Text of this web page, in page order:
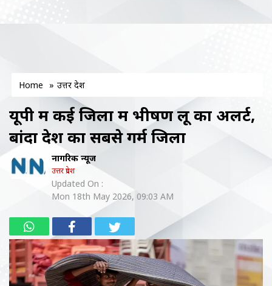
Home » उत्तर प्रदेश
यूपी में कई जिलों में भीषण लू का अलर्ट,
बांदा देश का सबसे गर्म जिला
नागरिक न्यूज
उत्तर प्रदेश
Updated On :
Mon 18th May 2026, 09:03 AM